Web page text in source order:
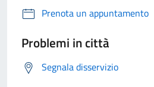
Prenota un appuntamento
Problemi in città
Segnala disservizio